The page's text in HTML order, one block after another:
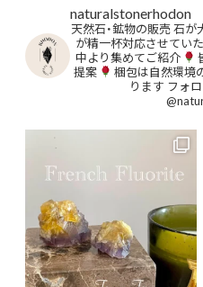
naturalstonerhodon
天然石・鉱物の販売石が
が精一杯対応させてい
中より集めてご紹介
提案
梱包は自然環境
ります フォ